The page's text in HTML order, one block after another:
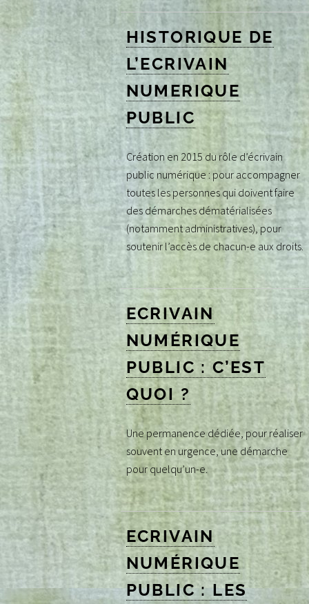
HISTORIQUE DE
L’ECRIVAIN
NUMERIQUE
PUBLIC
Création en 2015 du rôle d’écrivain
public numérique : pour accompagner
toutes les personnes qui doivent faire
des démarches dématérialisées
(notamment administratives), pour
soutenir l’accès de chacun-e aux droits.
ECRIVAIN
NUMÉRIQUE
PUBLIC : C’EST
QUOI ?
Une permanence dédiée, pour réaliser
souvent en urgence, une démarche
pour quelqu’un-e.
ECRIVAIN
NUMÉRIQUE
PUBLIC : LES